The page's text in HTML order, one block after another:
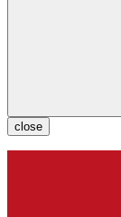
close